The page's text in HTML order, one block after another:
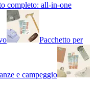
completo: all-in-one
Pacchetto per
e campeggio